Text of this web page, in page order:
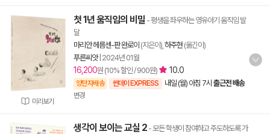
미리보기
첫 1년 움직임의 비밀 - 평생을 좌우하는 영유아기 움직임 발
달
마리안 헤름센-판 완로이 (지은이), 하주현 (옮긴이)
푸른씨앗| 2024년 01월
16,200원 (10% 할인 / 900원) 10.0
양탄자배송 썬데이 EXPRESS 내일 (월) 아침 7시 출근전 배송
변경
생각이 보이는 교실 2 - 모든 학생이 참여하고 주도하도록 가